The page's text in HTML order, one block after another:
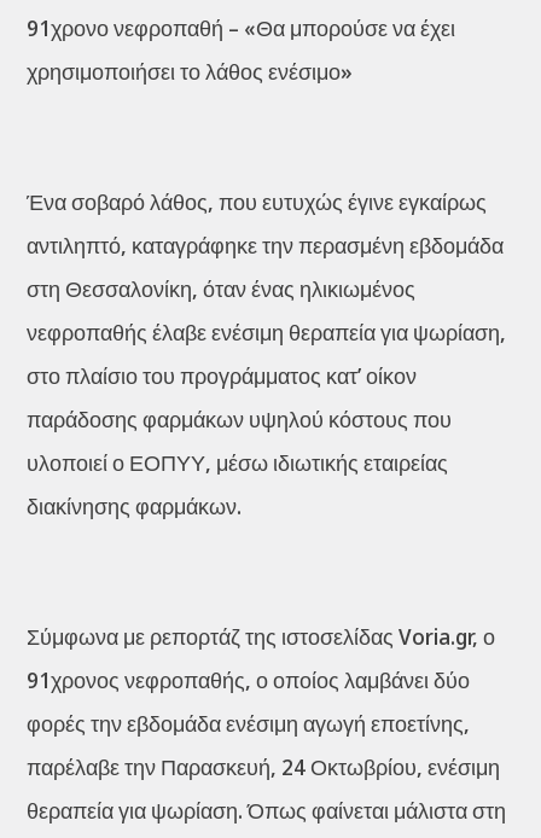
91χρονο νεφροπαθή – «Θα μπορούσε να έχει
χρησιμοποιήσει το λάθος ενέσιμο»
Ένα σοβαρό λάθος, που ευτυχώς έγινε εγκαίρως
αντιληπτό, καταγράφηκε την περασμένη εβδομάδα
στη Θεσσαλονίκη, όταν ένας ηλικιωμένος
νεφροπαθής έλαβε ενέσιμη θεραπεία για ψωρίαση,
στο πλαίσιο του προγράμματος κατ’ οίκον
παράδοσης φαρμάκων υψηλού κόστους που
υλοποιεί ο ΕΟΠΥΥ, μέσω ιδιωτικής εταιρείας
διακίνησης φαρμάκων.
Σύμφωνα με ρεπορτάζ της ιστοσελίδας Voria.gr, ο
91χρονος νεφροπαθής, ο οποίος λαμβάνει δύο
φορές την εβδομάδα ενέσιμη αγωγή εποετίνης,
παρέλαβε την Παρασκευή, 24 Οκτωβρίου, ενέσιμη
θεραπεία για ψωρίαση. Όπως φαίνεται μάλιστα στη